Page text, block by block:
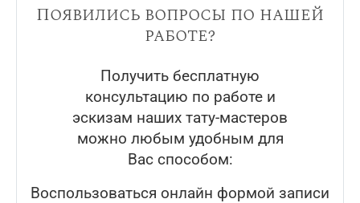
Появились вопросы по нашей
работе?
Получить бесплатную
консультацию по работе и
эскизам наших тату-мастеров
можно любым удобным для
Вас способом:
Воспользоваться онлайн формой записи